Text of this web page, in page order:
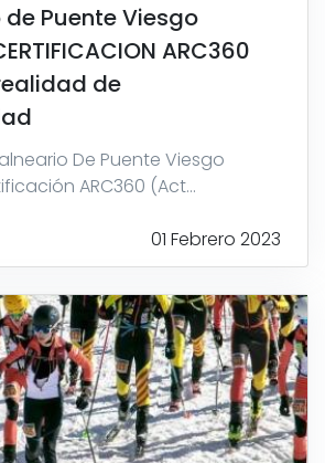
de Puente Viesgo
ARC360
de
De Puente Viesgo
ARC360 (Act...
01 Febrero 2023